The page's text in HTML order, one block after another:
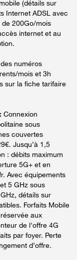
(détails sur
Internet ADSL avec
200Go/mois
internet et au
numéros
mois et 3h
sur la fiche tarifaire
Connexion
sous
couvertes
Jusqu’à 1,5
: débits maximum
5G+ et en
Avec équipements
5 GHz sous
détails sur
Forfaits Mobile
aux
de l'offre 4G
par foyer. Perte
d’offre.